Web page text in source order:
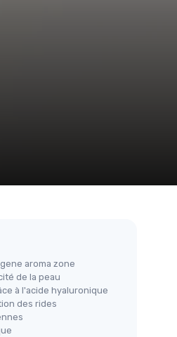
aroma zone
de la peau
à l'acide hyaluronique
des rides